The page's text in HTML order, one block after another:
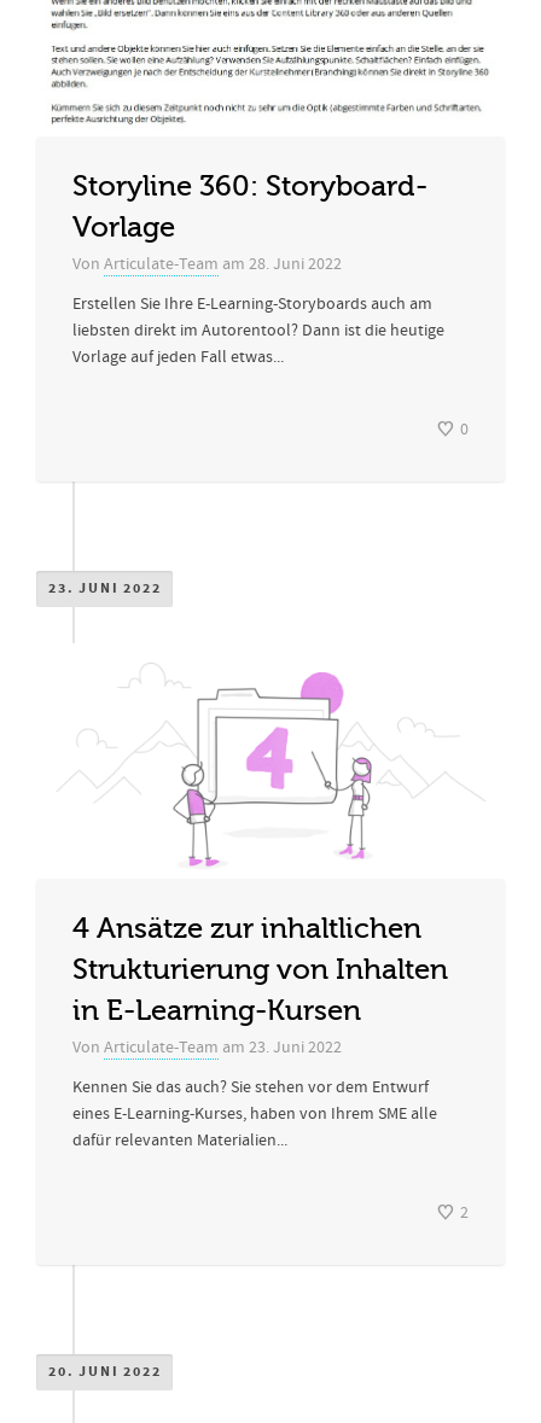
Storyline 360: Storyboard-
Vorlage
Von Articulate-Team am 28. Juni 2022
Erstellen Sie Ihre E-Learning-Storyboards auch am
liebsten direkt im Autorentool? Dann ist die heutige
Vorlage auf jeden Fall etwas...
0
23. JUNI 2022
4 Ansätze zur inhaltlichen
Strukturierung von Inhalten
in E-Learning-Kursen
Von Articulate-Team am 23. Juni 2022
Kennen Sie das auch? Sie stehen vor dem Entwurf
eines E-Learning-Kurses, haben von Ihrem SME alle
dafür relevanten Materialien...
2
20. JUNI 2022